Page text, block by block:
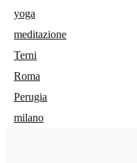
yoga
meditazione
Terni
Roma
Perugia
milano